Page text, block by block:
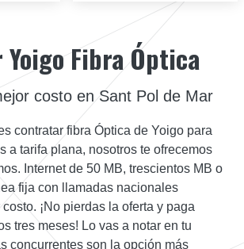
Fibra Óptica
costo en Sant Pol de Mar
contratar fibra Óptica de Yoigo para
a tarifa plana, nosotros te ofrecemos
Internet de 50 MB, trescientos MB o
fija con llamadas nacionales
¡No pierdas la oferta y paga
tres meses! Lo vas a notar en tu
concurrentes son la opción más